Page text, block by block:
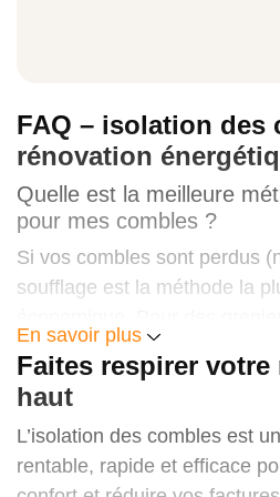
Combles
Combles
Isolation par
Les prix dépendent de
l’isolant utilisé, des
FAQ – isolation des
rénovation
Quelle est la meilleure
pour mes combles ?
Si vos combles sont perdus
soufflage est la méthode la
privilégiera une isolation
sarking, surtout si la toiture
Le choix dépend aussi de vos
préparation à un
amélioration du score PEB.
En savoir plus
Faites respirer votre
haut
L’isolation des combles est
rentable, rapide et efficace